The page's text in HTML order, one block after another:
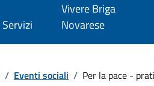
Servizi
Vivere Briga
Novarese
/ Eventi sociali / Per la pace -